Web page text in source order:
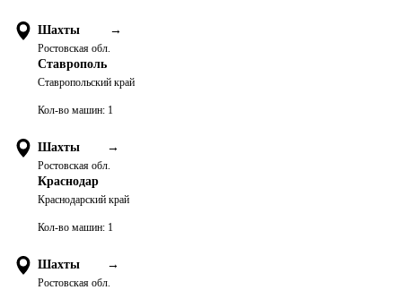
Шахты →
Ростовская обл.
Ставрополь
Ставропольский край
Кол-во машин: 1
Шахты →
Ростовская обл.
Краснодар
Краснодарский край
Кол-во машин: 1
Шахты →
Ростовская обл.